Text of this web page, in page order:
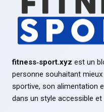
fitness‑sport.xyz est un
personne souhaitant
sportive, son alimentation
dans un style accessible